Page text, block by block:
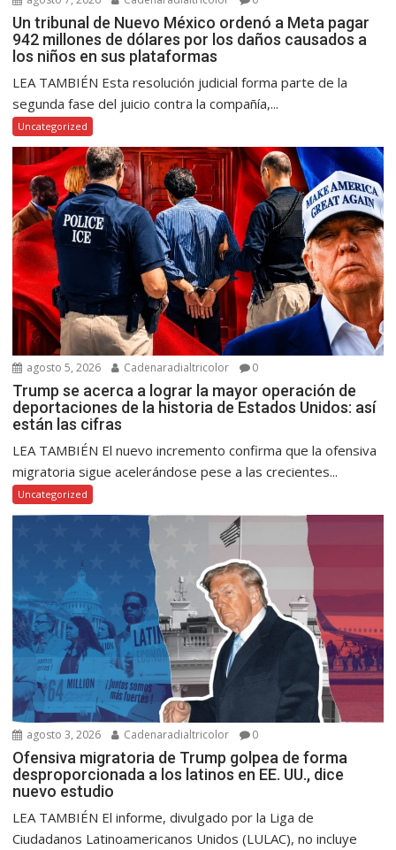
Un tribunal de Nuevo México ordenó a Meta pagar
942 millones de dólares por los daños causados a
los niños en sus plataformas
LEA TAMBIÉN Esta resolución judicial forma parte de la
segunda fase del juicio contra la compañía,...
Uncategorized
agosto 5, 2026 Cadenaradialtricolor 0
Trump se acerca a lograr la mayor operación de
deportaciones de la historia de Estados Unidos: así
están las cifras
LEA TAMBIÉN El nuevo incremento confirma que la ofensiva
migratoria sigue acelerándose pese a las crecientes...
Uncategorized
agosto 3, 2026 Cadenaradialtricolor 0
Ofensiva migratoria de Trump golpea de forma
desproporcionada a los latinos en EE. UU., dice
nuevo estudio
LEA TAMBIÉN El informe, divulgado por la Liga de
Ciudadanos Latinoamericanos Unidos (LULAC), no incluye